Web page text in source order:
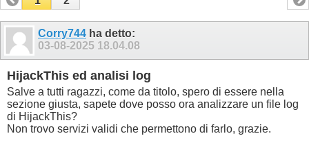
Corry744 ha detto:
03-08-2025 18.04.08
HijackThis ed analisi log
Salve a tutti ragazzi, come da titolo, spero di essere nella
sezione giusta, sapete dove posso ora analizzare un file log
di HijackThis?
Non trovo servizi validi che permettono di farlo, grazie.